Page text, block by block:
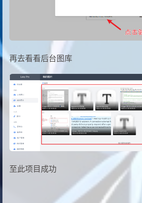
再去看看后台图库
至此项目成功